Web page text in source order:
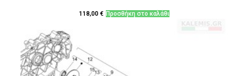
118,00 € Προσθήκη στο καλάθι